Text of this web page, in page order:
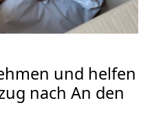
und helfen
nach An den